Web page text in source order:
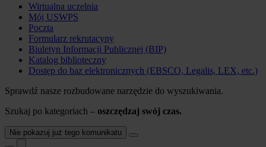
Wirtualna uczelnia
Mój USWPS
Poczta
Formularz rekrutacyny
Biuletyn Informacji Publicznej (BIP)
Katalog biblioteczny
Dostęp do baz elektronicznych (EBSCO, Legalis, LEX, etc.)
Sprawdź nasze rozbudowane narzędzie do wyszukiwania.
Szukaj po kategoriach – oszczędzaj swój czas.
Nie pokazuj już tego komunikatu